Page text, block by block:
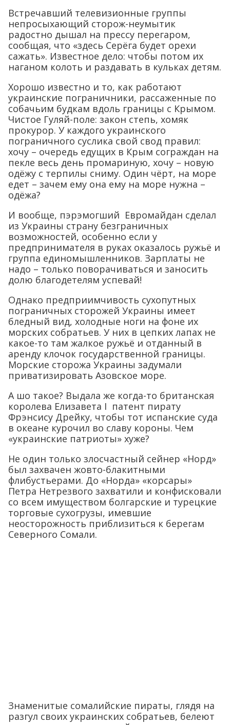
Встречавший телевизионные группы
непросыхающий сторож-неумытик
радостно дышал на прессу перегаром,
сообщая, что «здесь Серёга будет орехи
сажать». Известное дело: чтобы потом их
наганом колоть и раздавать в кульках детям.
Хорошо известно и то, как работают
украинские пограничники, рассаженные по
собачьим будкам вдоль границы с Крымом.
Чистое Гуляй-поле: закон степь, хомяк
прокурор. У каждого украинского
пограничного суслика свой свод правил:
хочу – очередь едущих в Крым сограждан на
пекле весь день промариную, хочу – новую
одёжу с терпилы сниму. Один чёрт, на море
едет – зачем ему она ему на море нужна –
одёжа?
И вообще, пэрэмогший Евромайдан сделал
из Украины страну безграничных
возможностей, особенно если у
предпринимателя в руках оказалось ружьё и
группа единомышленников. Зарплаты не
надо – только поворачиваться и заносить
долю благодетелям успевай!
Однако предприимчивость сухопутных
пограничных сторожей Украины имеет
бледный вид, холодные ноги на фоне их
морских собратьев. У них в цепких лапах не
какое-то там жалкое ружьё и отданный в
аренду клочок государственной границы.
Морские сторожа Украины задумали
приватизировать Азовское море.
А шо такое? Выдала же когда-то британская
королева Елизавета I патент пирату
Фрэнсису Дрейку, чтобы тот испанские суда
в океане курочил во славу короны. Чем
«украинские патриоты» хуже?
Не один только злосчастный сейнер «Норд»
был захвачен жовто-блакитными
флибустьерами. До «Норда» «корсары»
Петра Нетрезвого захватили и конфисковали
со всем имуществом болгарские и турецкие
торговые сухогрузы, имевшие
неосторожность приблизиться к берегам
Северного Сомали.
Знаменитые сомалийские пираты, глядя на
разгул своих украинских собратьев, белеют